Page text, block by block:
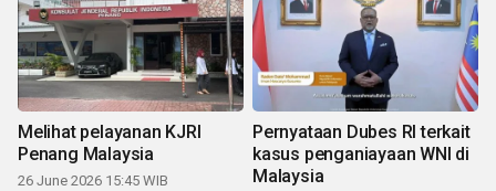
Melihat pelayanan KJRI
Penang Malaysia
26 June 2026 15:45 WIB
Pernyataan Dubes RI terkait
kasus penganiayaan WNI di
Malaysia